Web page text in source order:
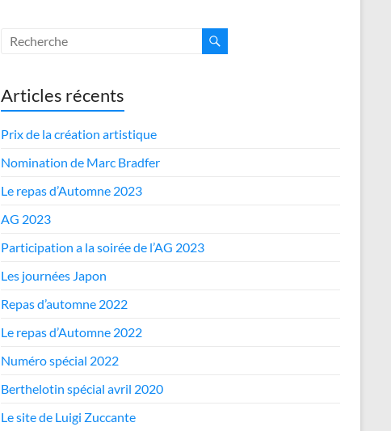
Articles récents
Prix de la création artistique
Nomination de Marc Bradfer
Le repas d’Automne 2023
AG 2023
Participation a la soirée de l’AG 2023
Les journées Japon
Repas d’automne 2022
Le repas d’Automne 2022
Numéro spécial 2022
Berthelotin spécial avril 2020
Le site de Luigi Zuccante